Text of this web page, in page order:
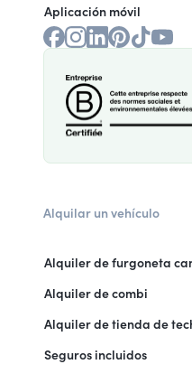
Aplicación móvil
Alquilar un vehículo
Alquiler de furgoneta
Alquiler de combi
Alquiler de tienda de
Seguros incluidos